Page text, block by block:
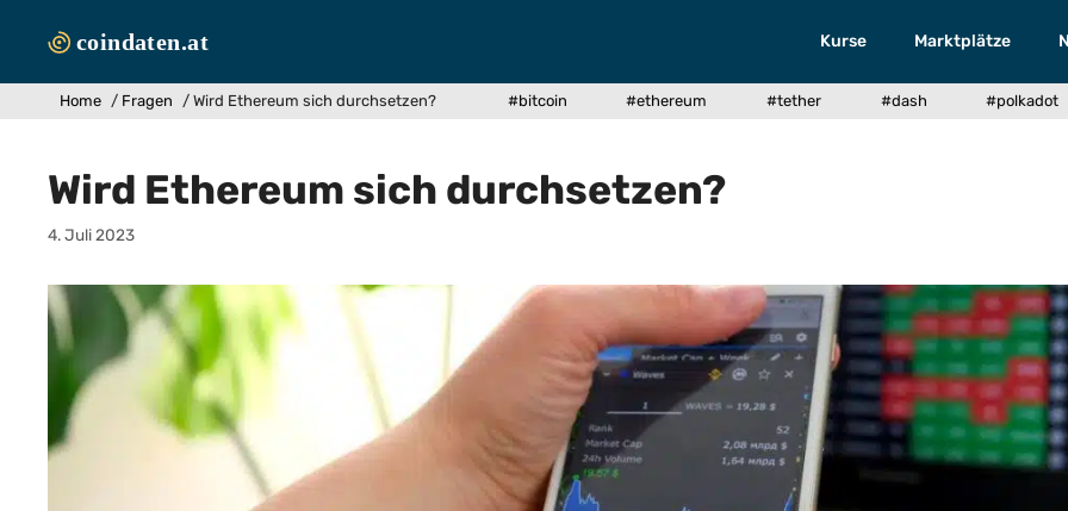
Inhalt
Kurse Marktplätze
Home / Fragen / Wird Ethereum sich durchsetzen? #bitcoin #ethereum #tether #dash #polkadot
Wird Ethereum sich durchsetzen?
4. Juli 2023